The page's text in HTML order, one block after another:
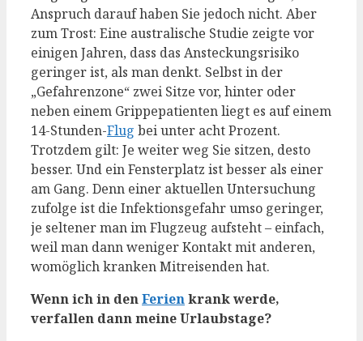
Anspruch darauf haben Sie jedoch nicht. Aber
zum Trost: Eine australische Studie zeigte vor
einigen Jahren, dass das Ansteckungsrisiko
geringer ist, als man denkt. Selbst in der
„Gefahrenzone“ zwei Sitze vor, hinter oder
neben einem Grippepatienten liegt es auf einem
14-Stunden-Flug bei unter acht Prozent.
Trotzdem gilt: Je weiter weg Sie sitzen, desto
besser. Und ein Fensterplatz ist besser als einer
am Gang. Denn einer aktuellen Untersuchung
zufolge ist die Infektionsgefahr umso geringer,
je seltener man im Flugzeug aufsteht – einfach,
weil man dann weniger Kontakt mit anderen,
womöglich kranken Mitreisenden hat.
Wenn ich in denFerienkrank werde,
verfallen dann meine Urlaubstage?